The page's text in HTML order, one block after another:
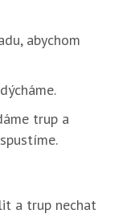
abychom
trup a
a trup nechat